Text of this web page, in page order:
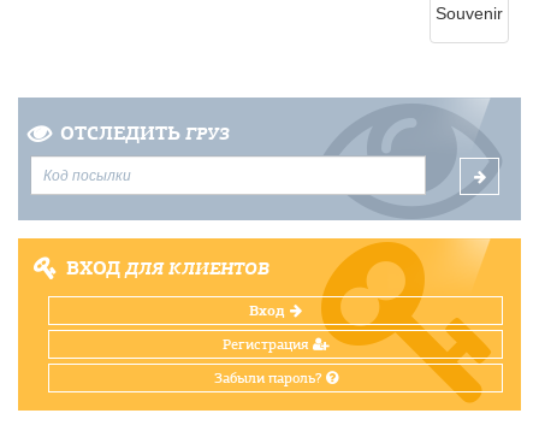
Souvenir
ОТСЛЕДИТЬ ГРУЗ
ВХОДДЛЯ КЛИЕНТОВ
Вход
Регистрация
Забыли пароль?